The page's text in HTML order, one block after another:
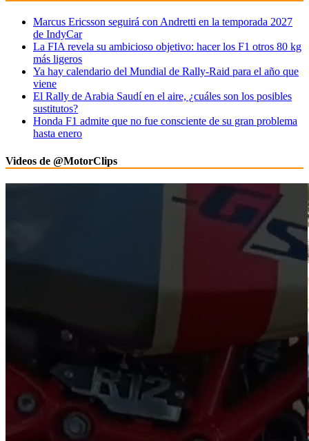
Marcus Ericsson seguirá con Andretti en la temporada 2027
de IndyCar
La FIA revela su ambicioso objetivo: hacer los F1 otros 80 kg
más ligeros
Ya hay calendario del Mundial de Rally-Raid para el año que
viene
El Rally de Arabia Saudí en el aire, ¿cuáles son los posibles
sustitutos?
Honda F1 admite que no fue consciente de su gran problema
hasta enero
Videos de @MotorClips